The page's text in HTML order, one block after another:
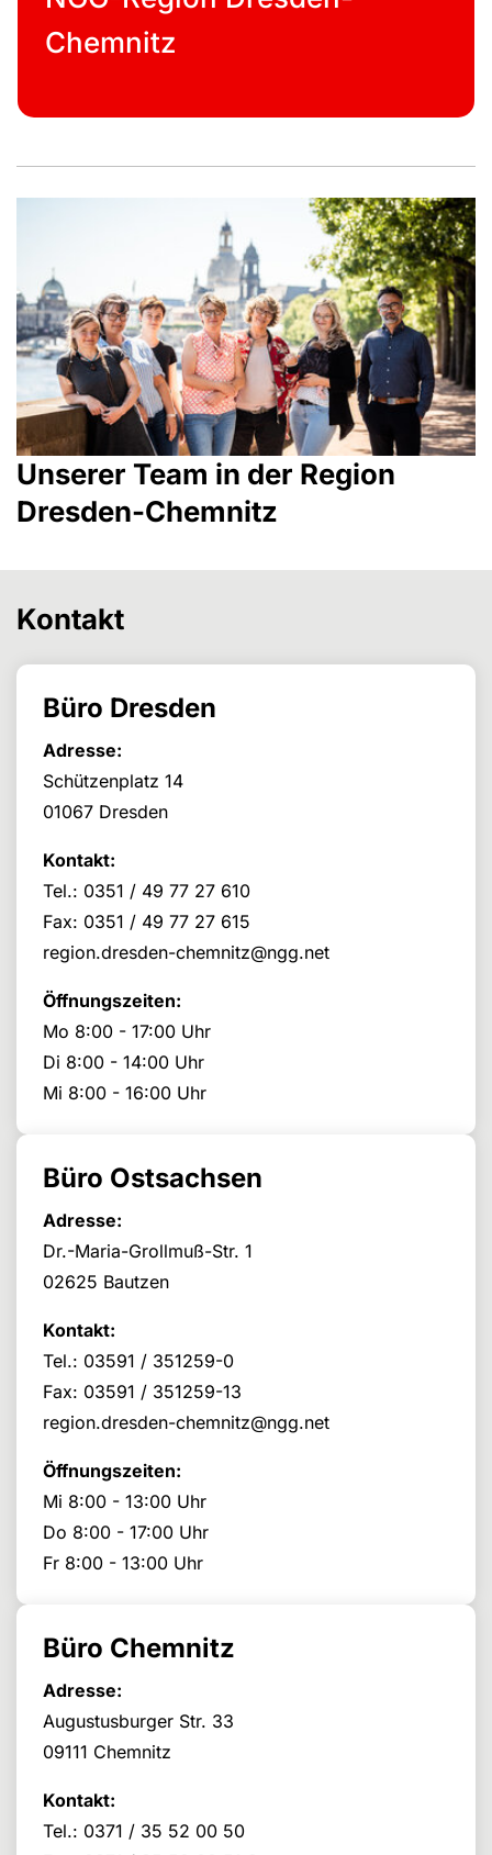
Chemnitz
Unserer Team in der Region
Dresden-Chemnitz
Kontakt
Büro Dresden
Adresse:
Schützenplatz 14
01067 Dresden
Kontakt:
Tel.: 0351 / 49 77 27 610
Fax: 0351 / 49 77 27 615
region.dresden-chemnitz@ngg.net
Öffnungszeiten:
Mo 8:00 - 17:00 Uhr
Di 8:00 - 14:00 Uhr
Mi 8:00 - 16:00 Uhr
Büro Ostsachsen
Adresse:
Dr.-Maria-Grollmuß-Str. 1
02625 Bautzen
Kontakt:
Tel.: 03591 / 351259-0
Fax: 03591 / 351259-13
region.dresden-chemnitz@ngg.net
Öffnungszeiten:
Mi 8:00 - 13:00 Uhr
Do 8:00 - 17:00 Uhr
Fr 8:00 - 13:00 Uhr
Büro Chemnitz
Adresse:
Augustusburger Str. 33
09111 Chemnitz
Kontakt:
Tel.: 0371 / 35 52 00 50